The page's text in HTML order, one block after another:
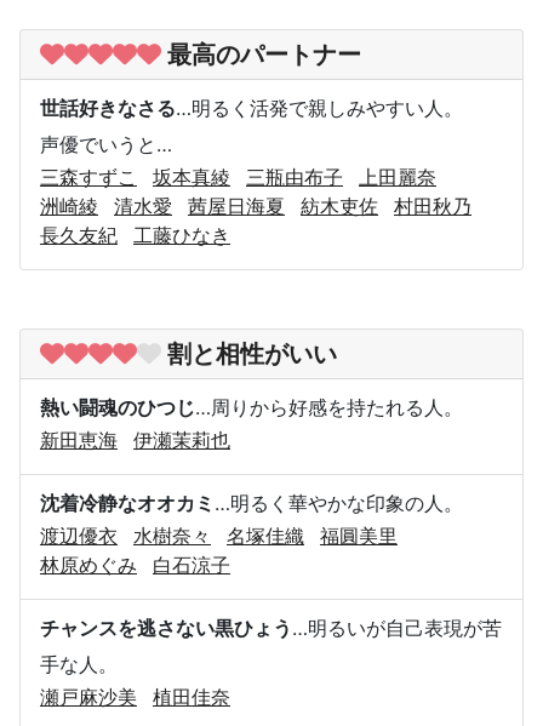
最高のパートナー
世話好きなさる…明るく活発で親しみやすい人。
声優でいうと…
三森すずこ
坂本真綾 三瓶由布子
上田麗奈
洲崎綾
清水愛 茜屋日海夏 紡木吏佐
村田秋乃
長久友紀
工藤ひなき
割と相性がいい
熱い闘魂のひつじ…周りから好感を持たれる人。
新田恵海
伊瀬茉莉也
沈着冷静なオオカミ …明るく華やかな印象の人。
渡辺優衣
水樹奈々 名塚佳織
福圓美里
林原めぐみ
白石涼子
チャンスを逃さない黒ひょう …明るいが自己表現が苦
手な人。
瀬戸麻沙美
植田佳奈